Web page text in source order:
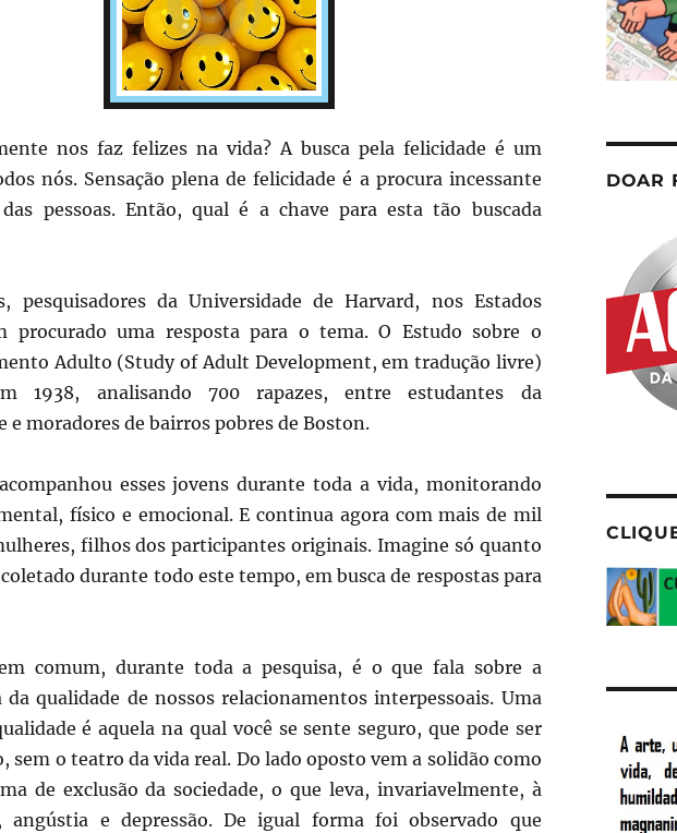
nos faz felizes na vida? A busca pela felicidade é um
nós. Sensação plena de felicidade é a procura incessante
pessoas. Então, qual é a chave para esta tão buscada
pesquisadores da Universidade de Harvard, nos Estados
procurado uma resposta para o tema. O Estudo sobre o
Adulto (Study of Adult Development, em tradução livre)
1938, analisando 700 rapazes, entre estudantes da
e moradores de bairros pobres de Boston.
esses jovens durante toda a vida, monitorando
físico e emocional. E continua agora com mais de mil
filhos dos participantes originais. Imagine só quanto
durante todo este tempo, em busca de respostas para
comum, durante toda a pesquisa, é o que fala sobre a
qualidade de nossos relacionamentos interpessoais. Uma
é aquela na qual você se sente seguro, que pode ser
sem o teatro da vida real. Do lado oposto vem a solidão como
de exclusão da sociedade, o que leva, invariavelmente, à
angústia e depressão. De igual forma foi observado que
DOAR